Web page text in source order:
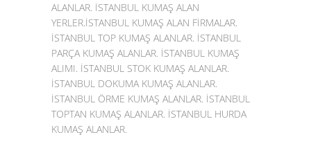
ALANLAR. İSTANBUL KUMAŞ ALAN
YERLER.İSTANBUL KUMAŞ ALAN FİRMALAR.
İSTANBUL TOP KUMAŞ ALANLAR. İSTANBUL
PARÇA KUMAŞ ALANLAR. İSTANBUL KUMAŞ
ALIMI. İSTANBUL STOK KUMAŞ ALANLAR.
İSTANBUL DOKUMA KUMAŞ ALANLAR.
İSTANBUL ÖRME KUMAŞ ALANLAR. İSTANBUL
TOPTAN KUMAŞ ALANLAR. İSTANBUL HURDA
KUMAŞ ALANLAR.